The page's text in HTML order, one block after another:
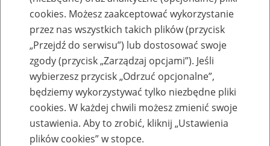
Szkolenia
Zaproś ZUS do swojej organizacji -
Aktywni 50+
cookies. Możesz zaakceptować wykorzystanie
przez nas wszystkich takich plików (przycisk
„Przejdź do serwisu”) lub dostosować swoje
zgody (przycisk „Zarządzaj opcjami”). Jeśli
wybierzesz przycisk „Odrzuć opcjonalne”,
będziemy wykorzystywać tylko niezbędne pliki
cookies. W każdej chwili możesz zmienić swoje
ustawienia. Aby to zrobić, kliknij „Ustawienia
plików cookies” w stopce.